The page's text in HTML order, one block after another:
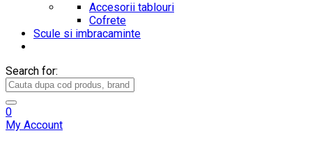
Accesorii tablouri
Cofrete
Scule si imbracaminte
Search for:
0
My Account